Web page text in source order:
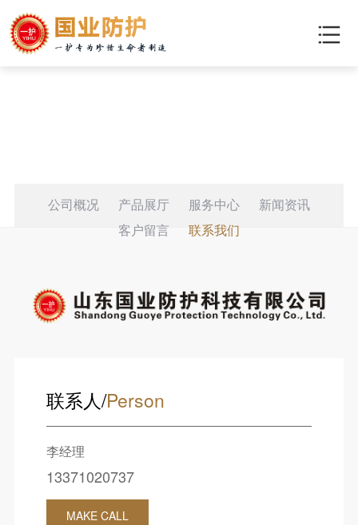
公司概况 产品展厅 服务中心
新闻资讯
客户留言
联系我们
联系人/Person
李经理
13371020737
MAKE CALL